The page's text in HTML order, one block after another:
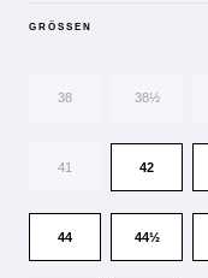
GRÖSSEN
38 38½
41 42
44 44½